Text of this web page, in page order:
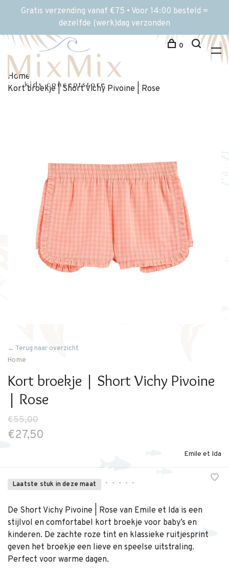
Gratis verzending vanaf €75 • Voor 14:00 besteld =
dezelfde (werk)dag verzonden
0
Home
Kort broekje | Short Vichy Pivoine | Rose
← Terug naar overzicht
Home
Kort broekje | Short Vichy Pivoine
| Rose
€55,00
€27,50
Emile et Ida
Laatste stuk in deze maat • • • • •
De Short Vichy Pivoine | Rose van Emile et Ida is een
stijlvol en comfortabel kort broekje voor baby’s en
kinderen. De zachte roze tint en klassieke ruitjesprint
geven het broekje een lieve en speelse uitstraling.
Perfect voor warme dagen.